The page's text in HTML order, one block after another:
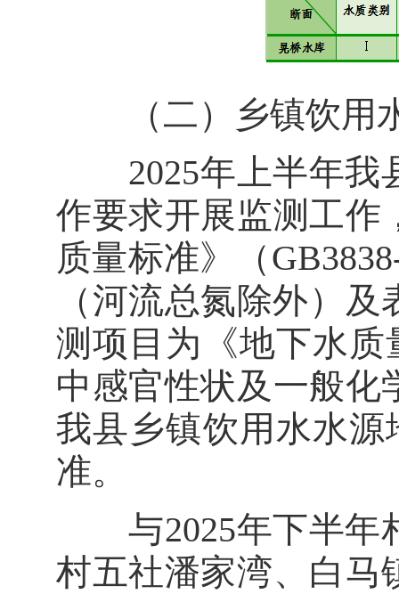
（二）乡镇饮用
2025年上半年我
作要求开展监测工作
质量标准》（
（河流总氮除外）
测项目为《地下水质
中感官性状及一般化
我县乡镇饮用水水
准。
与2025年下半年
村五社潘家湾、白马